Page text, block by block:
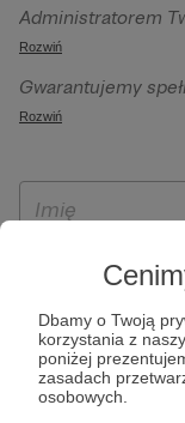
Dbamy o Twoją
korzystania z
poniżej
zasadach
osobowych.
Administratorem
sp. z o.o. z siedziba
092 Warszawa.
szczególności w
Patronite.pl, w tym
otrzymywania
Rozwiń
Gwarantujemy
wynikających z
ich przenoszenia,
wyrażenia
osobowych.
jest po
założenie konta
dostępny jest na
Rozwiń